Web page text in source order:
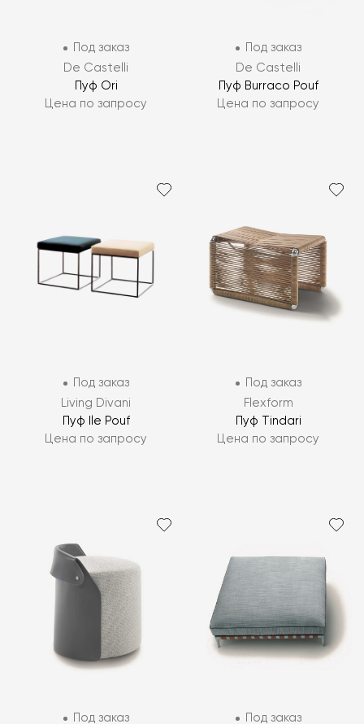
Под заказ
De Castelli
Пуф Ori
Цена по запросу
Под заказ
De Castelli
Пуф Burraco Pouf
Цена по запросу
Под заказ
Living Divani
Пуф Ile Pouf
Цена по запросу
Под заказ
Flexform
Пуф Tindari
Цена по запросу
Под заказ
Под заказ